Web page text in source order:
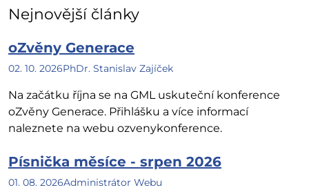
Nejnovější články
oZvěny Generace
02. 10. 2026PhDr. Stanislav Zajíček
Na začátku října se na GML uskuteční konference
oZvěny Generace. Přihlášku a více informací
naleznete na webu ozvenykonference.
Písnička měsíce - srpen 2026
01. 08. 2026Administrátor Webu